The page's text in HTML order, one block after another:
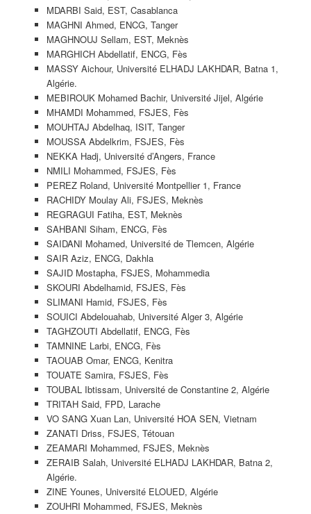
MDARBI Said, EST, Casablanca
MAGHNI Ahmed, ENCG, Tanger
MAGHNOUJ Sellam, EST, Meknès
MARGHICH Abdellatif, ENCG, Fès
MASSY Aichour, Université ELHADJ LAKHDAR, Batna 1,
Algérie.
MEBIROUK Mohamed Bachir, Université Jijel, Algérie
MHAMDI Mohammed, FSJES, Fès
MOUHTAJ Abdelhaq, ISIT, Tanger
MOUSSA Abdelkrim, FSJES, Fès
NEKKA Hadj, Université d’Angers, France
NMILI Mohammed, FSJES, Fès
PEREZ Roland, Université Montpellier 1, France
RACHIDY Moulay Ali, FSJES, Meknès
REGRAGUI Fatiha, EST, Meknès
SAHBANI Siham, ENCG, Fès
SAIDANI Mohamed, Université de Tlemcen, Algérie
SAIR Aziz, ENCG, Dakhla
SAJID Mostapha, FSJES, Mohammedia
SKOURI Abdelhamid, FSJES, Fès
SLIMANI Hamid, FSJES, Fès
SOUICI Abdelouahab, Université Alger 3, Algérie
TAGHZOUTI Abdellatif, ENCG, Fès
TAMNINE Larbi, ENCG, Fès
TAOUAB Omar, ENCG, Kenitra
TOUATE Samira, FSJES, Fès
TOUBAL Ibtissam, Université de Constantine 2, Algérie
TRITAH Said, FPD, Larache
VO SANG Xuan Lan, Université HOA SEN, Vietnam
ZANATI Driss, FSJES, Tétouan
ZEAMARI Mohammed, FSJES, Meknès
ZERAIB Salah, Université ELHADJ LAKHDAR, Batna 2,
Algérie.
ZINE Younes, Université ELOUED, Algérie
ZOUHRI Mohammed, FSJES, Meknès